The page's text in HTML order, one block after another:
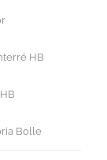
HB
Bolle